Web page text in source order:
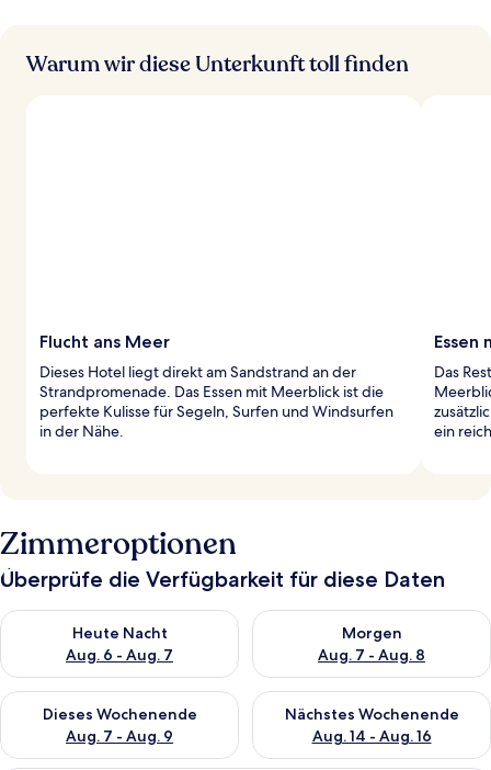
Warum wir diese Unterkunft toll finden
Flucht ans Meer
Dieses Hotel liegt direkt am Sandstrand an der
Strandpromenade. Das Essen mit Meerblick ist die
perfekte Kulisse für Segeln, Surfen und Windsurfen
in der Nähe.
Essen
Das
ein
Zimmeroptionen
Überprüfe die Verfügbarkeit für diese Daten
Heute Nacht
Aug. 6 - Aug. 7
Überprüfe die Verfügbarkeit für heute Nacht, Aug. 6 - Aug. 7.
Morgen
Aug. 7 - Aug. 8
Überprüfe die Verfügbarkeit
Dieses Wochenende
Aug. 7 - Aug. 9
Überprüfe die Verfügbarkeit für dieses Wochenende, Aug. 7
Nächstes Wochenende
Aug. 14 - Aug. 16
Überprüfe die Verfügbarkeit